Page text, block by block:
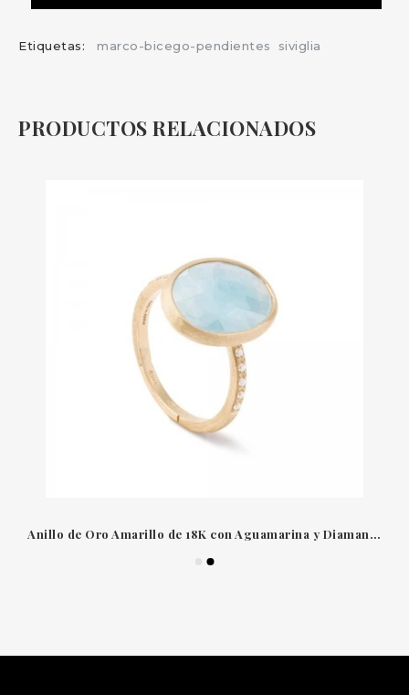
Etiquetas: marco-bicego-pendientes siviglia
PRODUCTOS RELACIONADOS
Anillo de Oro Amarillo de 18K con Aguamarina y Diamantes | Técnica de Grabado a Mano Bulino | Marco Bicego AB610-B AQ01 Y 02